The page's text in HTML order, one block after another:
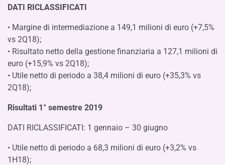
DATI RICLASSIFICATI
• Margine di intermediazione a 149,1 milioni di euro (+7,5%
vs 2Q18);
• Risultato netto della gestione finanziaria a 127,1 milioni di
euro (+15,9% vs 2Q18);
• Utile netto di periodo a 38,4 milioni di euro (+35,3% vs
2Q18);
Risultati 1° semestre 2019
DATI RICLASSIFICATI: 1 gennaio – 30 giugno
• Utile netto di periodo a 68,3 milioni di euro (+3,2% vs
1H18);